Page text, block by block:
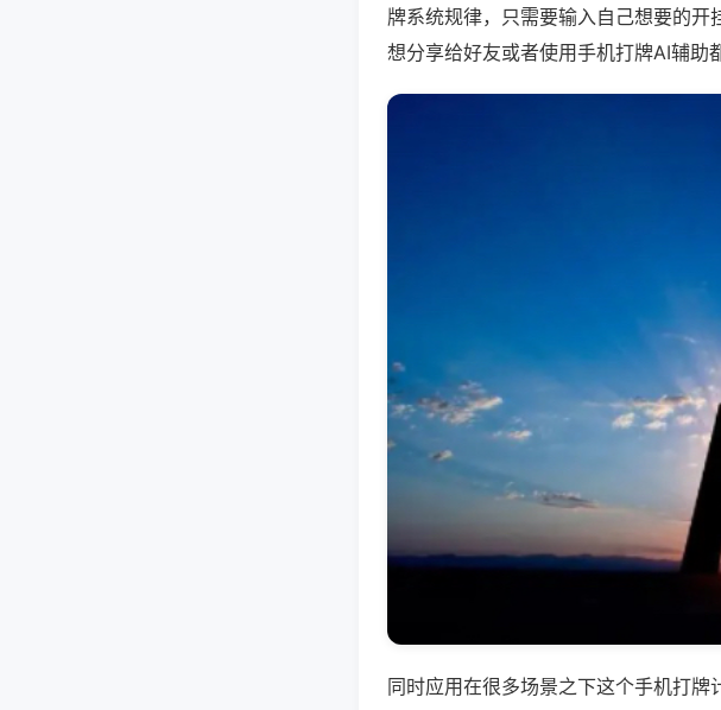
牌系统规律，只需要输入自己想要的
想分享给好友或者使用手机打牌AI辅助
同时应用在很多场景之下这个手机打